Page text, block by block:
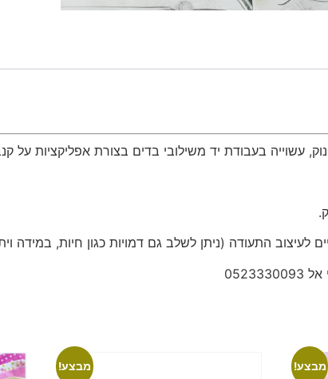
עשוייה בעבודת יד משילובי בדים בצורת אפליקציות על
לעיצוב התעודה (ניתן לשלב גם דמויות כגון חיות, במידה
מבצע! מבצע!